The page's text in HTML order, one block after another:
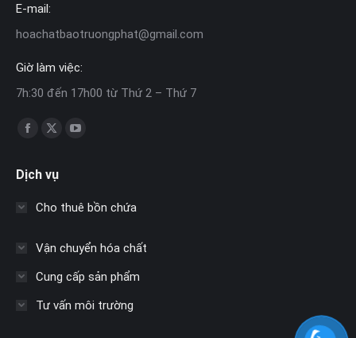
E-mail:
hoachatbaotruongphat@gmail.com
Giờ làm việc:
7h:30 đến 17h00 từ Thứ 2 – Thứ 7
Find us on:
Facebook
opens
window
X
opens
window
YouTube
window
Dịch vụ
Cho thuê bồn chứa
Vận chuyển hóa chất
Cung cấp sản phẩm
Tư vấn môi trường